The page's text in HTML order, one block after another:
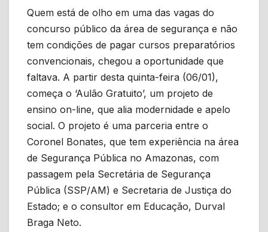
Quem está de olho em uma das vagas do
concurso público da área de segurança e não
tem condições de pagar cursos preparatórios
convencionais, chegou a oportunidade que
faltava. A partir desta quinta-feira (06/01),
começa o ‘Aulão Gratuito’, um projeto de
ensino on-line, que alia modernidade e apelo
social. O projeto é uma parceria entre o
Coronel Bonates, que tem experiência na área
de Segurança Pública no Amazonas, com
passagem pela Secretária de Segurança
Pública (SSP/AM) e Secretaria de Justiça do
Estado; e o consultor em Educação, Durval
Braga Neto.